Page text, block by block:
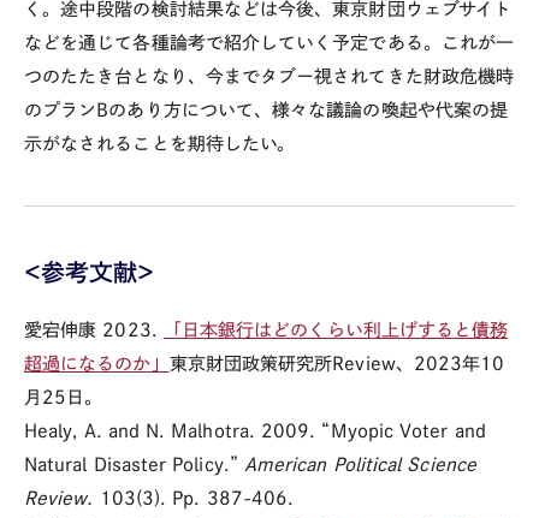
く。途中段階の検討結果などは今後、東京財団ウェブサイト
などを通じて各種論考で紹介していく予定である。これが一
つのたたき台となり、今までタブー視されてきた財政危機時
のプラン Bのあり方について、様々な議論の喚起や代案の提
示がなされることを期待したい。
＜参考文献＞
愛宕伸康 2023.
「日本銀行はどのくらい利上げすると債務
超過になるのか」 東京財団政策研究所Review、 2023年10
月 25 日。
Healy, A. and N. Malhotra. 2009. “Myopic Voter and
Natural Disaster Policy.” American Political Science
Review.
103(3). Pp. 387-406.